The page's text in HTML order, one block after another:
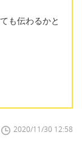
も伝わるかと
2020/11/30 12:58